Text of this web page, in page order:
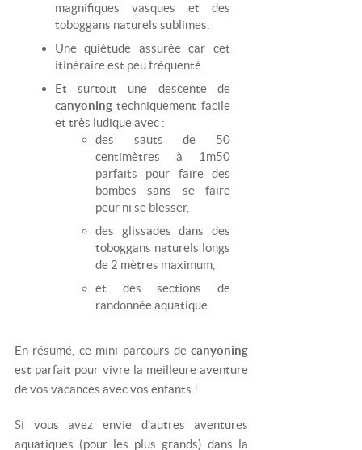
magnifiques vasques et des
toboggans naturels sublimes.
Une quiétude assurée car cet
itinéraire est peu fréquenté.
Et surtout une descente de
canyoningtechniquement facile
et très ludique avec :
des sauts de 50
centimètres à 1m50
parfaits pour faire des
bombes sans se faire
peur ni se blesser,
des glissades dans des
toboggans naturels longs
de 2 mètres maximum,
et des sections de
randonnée aquatique.
En résumé, ce mini parcours decanyoning
est parfait pour vivre la meilleure aventure
de vos vacances avec vos enfants !
Si vous avez envie d'autres aventures
aquatiques (pour les plus grands) dans la